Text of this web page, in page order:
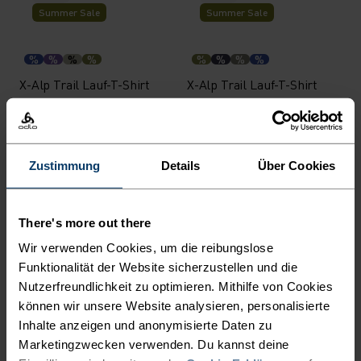
Zustimmung Details Über Cookies
There's more out there
Wir verwenden Cookies, um die reibungslose
Funktionalität der Website sicherzustellen und die
Nutzerfreundlichkeit zu optimieren. Mithilfe von Cookies
können wir unsere Website analysieren, personalisierte
Inhalte anzeigen und anonymisierte Daten zu
Marketingzwecken verwenden. Du kannst deine
Summer Sale
% % % %
X-Alp Trail Lauf-T-Shirt
48,95 €
Summer Sale
% % % %
X-Alp Trail Lauf-T-Shirt
%
Zeroweight Chill-Tec
Langarm-Laufshirt
59,95 €
59,95 €
% % % %
Essential 2.5L Waterproof
% %
Essential 2.5L Waterproof